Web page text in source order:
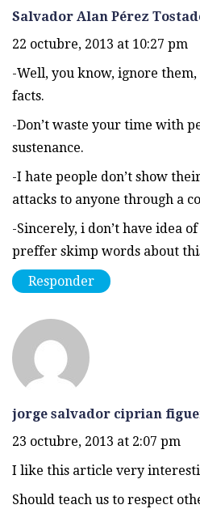
Salvador Alan Pérez
22 octubre, 2013 at 10:27 pm
-Well, you know, ignore
facts.
-Don’t waste your time with
sustenance.
-I hate people don’t show
attacks to anyone through a
-Sincerely, i don’t have idea
preffer skimp words about
Responder
jorge salvador ciprian
23 octubre, 2013 at 2:07 pm
I like this article very
Should teach us to respect